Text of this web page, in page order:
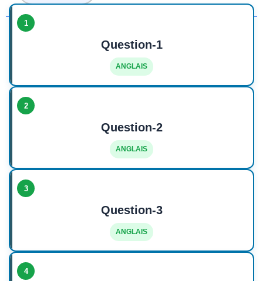
1
Question-1
ANGLAIS
2
Question-2
ANGLAIS
3
Question-3
ANGLAIS
4